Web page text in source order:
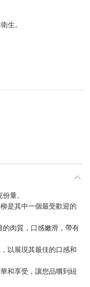
生。
量。
是其中一個最受歡迎的
肉質，口感嫩滑，帶有
以展現其最佳的口感和
和享受，讓您品嚐到紐